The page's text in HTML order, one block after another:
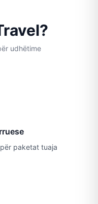
udhëtime
paketat tuaja